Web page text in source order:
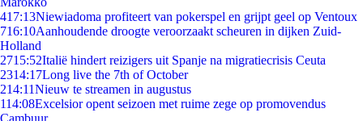
417:13Niewiadoma profiteert van pokerspel en grijpt geel op Ventoux
716:10Aanhoudende droogte veroorzaakt scheuren in dijken Zuid-
Holland
2715:52Italië hindert reizigers uit Spanje na migratiecrisis Ceuta
2314:17Long live the 7th of October
214:11Nieuw te streamen in augustus
114:08Excelsior opent seizoen met ruime zege op promovendus
Cambuur